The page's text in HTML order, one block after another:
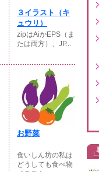
３イラスト（キ
ュウリ）
zipはAiかEPS（ま
たは両方）、JP...
お野菜
食いしん坊の私は
どうしても食べ物